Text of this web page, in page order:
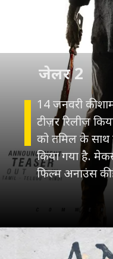
14 जनवरी की
टीज़र रिलीज़
को तमिल के साथ
किया गया है.
फिल्म अनाउंस की
जेलर 2